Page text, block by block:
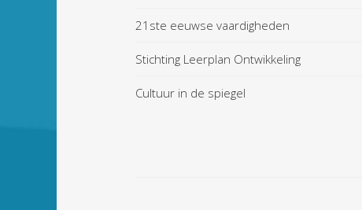
21ste eeuwse vaardigheden
Stichting Leerplan Ontwikkeling
Cultuur in de spiegel